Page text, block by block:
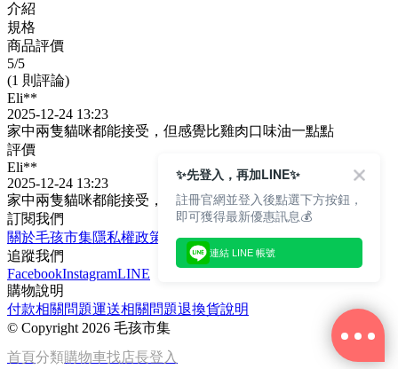
介紹
規格
商品評價
5/5
(1 則評論)
Eli**
2025-12-24 13:23
家中兩隻貓咪都能接受，但感覺比雞肉口味油一點點
評價
Eli**
2025-12-24 13:23
家中兩隻貓咪都能接受，但感覺比雞肉口味油一點點
訂閱我們
關於毛孩市集隱私權政策
文章
追蹤我們
FacebookInstagramLINE
購物說明
付款相關問題運送相關問題退換貨說明
© Copyright 2026 毛孩市集
首頁分類購物車找店長登入
✨先登入，再加LINE✨
註冊官網並登入後點選下方按鈕，
即可獲得最新優惠訊息💰
連結 LINE 帳號